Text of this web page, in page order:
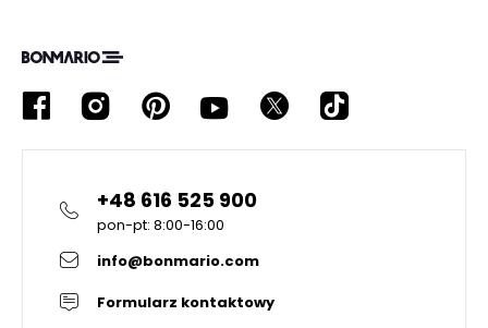
+48 616 525 900
pon-pt: 8:00-16:00
info@bonmario.com
Formularz kontaktowy